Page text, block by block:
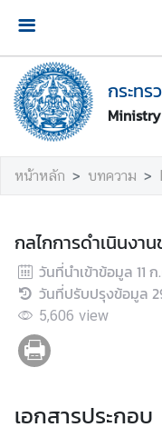
กระทร
ห
น้
า
ห
ลั
ก
ะ
ท
ร
ว
ง
ก
ต่
หน้าหลัก บทความ
กลไกการดำเนินงา
วันที่นำเข้าข้อมูล 11
วันที่ปรับปรุงข้อมูล
5,606 view
เอกสารประกอบ